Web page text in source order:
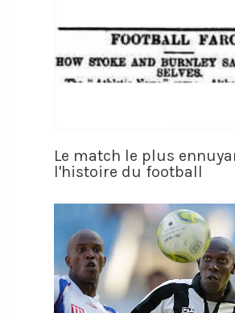
Le match le plus
l'histoire du football